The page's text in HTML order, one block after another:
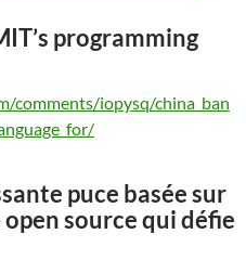
programming
comments/iopysq/china_ban
puce basée sur
open source qui défie